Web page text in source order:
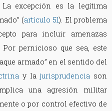
excepción es la legítima
(artículo 51). El problema
para incluir amenazas
pernicioso que sea, este
armado” en el sentido del
y la jurisprudencia son
una agresión militar
o por control efectivo de